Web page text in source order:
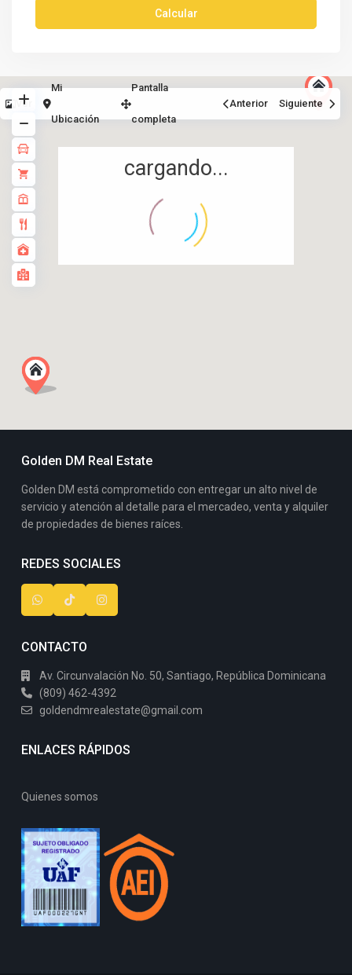
Calcular
cargando...
Ver
Mi
Ubicación
Pantalla
completa
Anterior Siguiente
Golden DM Real Estate
Golden DM está comprometido con entregar un alto nivel de
servicio y atención al detalle para el mercadeo, venta y alquiler
de propiedades de bienes raíces.
REDES SOCIALES
CONTACTO
Av. Circunvalación No. 50, Santiago, República Dominicana
(809) 462-4392
goldendmrealestate@gmail.com
ENLACES RÁPIDOS
Quienes somos